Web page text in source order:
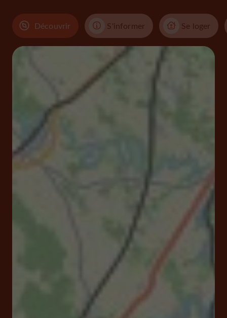
Découvrir S'informer Se loger